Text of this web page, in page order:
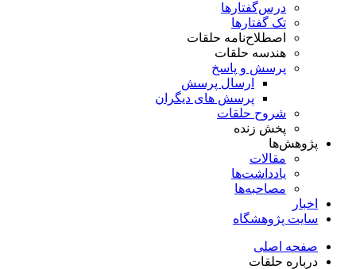
درس‌گفتار‌ها
تک گفتارها
اصطلاح‌نامه حلقات
هندسه حلقات
پرسش و پاسخ
ارسال پرسش
پرسش های دیگران
شروح حلقات
پخش زنده
پژوهش‌ها
مقالات
یادداشت‌ها
مصاحبه‌ها
اخبار
سایت پژوهشگاه
صفحه اصلی
درباره حلقات